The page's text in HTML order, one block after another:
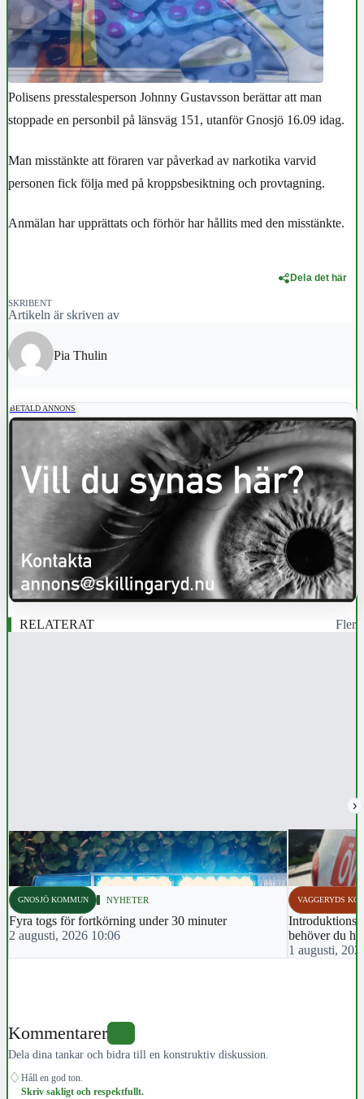
Polisens presstalesperson Johnny Gustavsson berättar att man
stoppade en personbil på länsväg 151, utanför Gnosjö 16.09 idag.
Man misstänkte att föraren var påverkad av narkotika varvid
personen fick följa med på kroppsbesiktning och provtagning.
Anmälan har upprättats och förhör har hållits med den misstänkte.
Dela det här
SKRIBENT
Artikeln är skriven av
Pia Thulin
BETALD ANNONS
RELATERAT Fler
›
GNOSJÖ KOMMUN NYHETER
Fyra togs för fortkörning under 30 minuter
2 augusti, 2026 10:06
VAGGERYDS
behöver du
1 augusti,
Kommentarer
Dela dina tankar och bidra till en konstruktiv diskussion.
♢ Håll en god ton.
Skriv sakligt och respektfullt.